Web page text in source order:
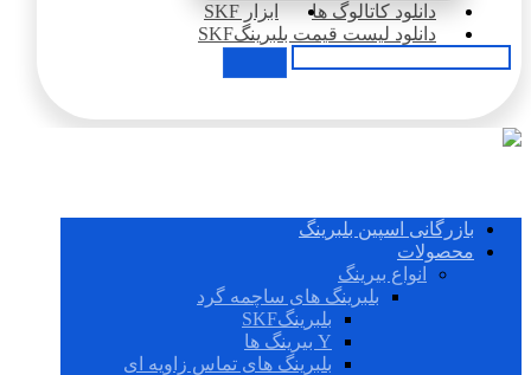
دانلود کاتالوگ ها
ابزار SKF
دانلود لیست قیمت بلبرینگSKF
بازرگانی اسپین بلبرینگ
محصولات
انواع بیرینگ
بلبرینگ های ساچمه گرد
بلبرینگSKF
Y بیرینگ ها
بلبرینگ های تماس زاویه ای